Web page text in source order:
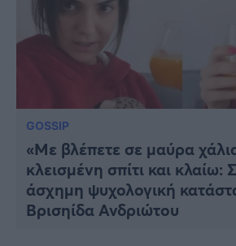
GOSSIP
«Με βλέπετε σε μαύρα
κλεισμένη σπίτι και κλαίω:
άσχημη ψυχολογική
Βρισηίδα Ανδριώτου